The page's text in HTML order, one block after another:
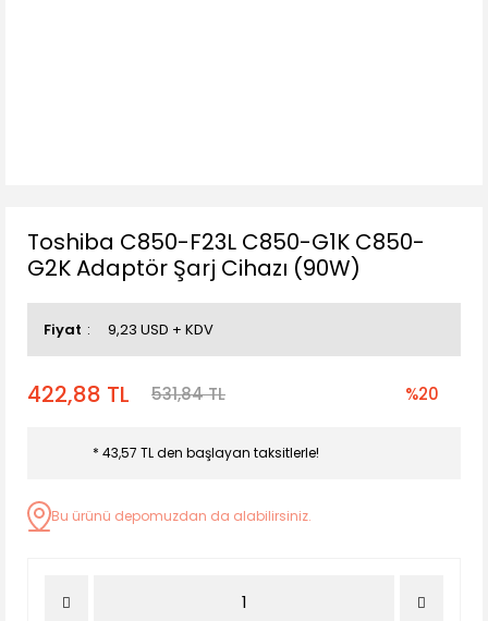
Toshiba C850-F23L C850-G1K C850-
G2K Adaptör Şarj Cihazı (90W)
Fiyat 9,23 USD + KDV
422,88 TL 531,84 TL %20
* 43,57 TL den başlayan taksitlerle!
Bu ürünü depomuzdan da alabilirsiniz.